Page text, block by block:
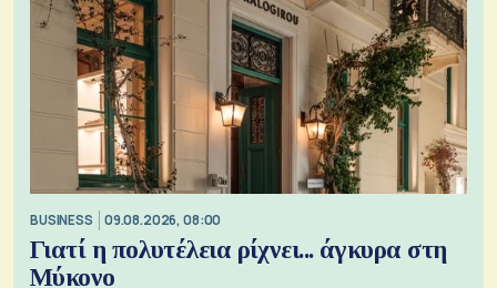
BUSINESS 09.08.2026, 08:00
Γιατί η πολυτέλεια ρίχνει... άγκυρα στη
Μύκονο